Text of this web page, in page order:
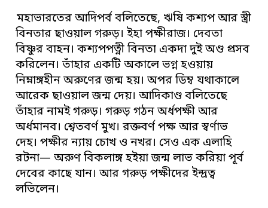
মহাভারতের আদিপর্ব বলিতেছে, ঋষি কশ্যপ আর স্ত্রী
বিনতার ছাওয়াল গরুড়। ইহা পক্ষীরাজ। দেবতা
বিষ্ণুর বাহন। কশ্যপপত্নী বিনতা একদা দুই অণ্ড প্রসব
করিলেন। তাঁহার একটি অকালে ভগ্ন হওয়ায়
নিম্নাঙ্গহীন অরুণের জন্ম হয়। অপর ডিম্ব যথাকালে
আরেক ছাওয়াল জন্ম দেয়। আদিকাণ্ড বলিতেছে
তাঁহার নামই গরুড়। গরুড় গঠন অর্ধপক্ষী আর
অর্ধমানব। শ্বেতবর্ণ মুখ। রক্তবর্ণ পক্ষ আর স্বর্ণাভ
দেহ। পক্ষীর ন্যায় চোখ ও নখর। সেও এক এলাহি
রটনা— অরুণ বিকলাঙ্গ হইয়া জন্ম লাভ করিয়া পূর্ব
দেবের কাছে যান। আর গরুড় পক্ষীদের ইন্দ্রত্ব
লভিলেন।